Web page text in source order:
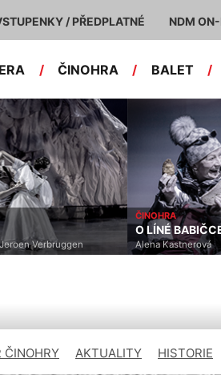
/ PŘEDPLATNÉ NDM
/ ČINOHRA / BALET /
Verbruggen
ČINOHRA
O LÍNÉ
Alena Kastnerová
ČINOHRY AKTUALITY HISTORIE